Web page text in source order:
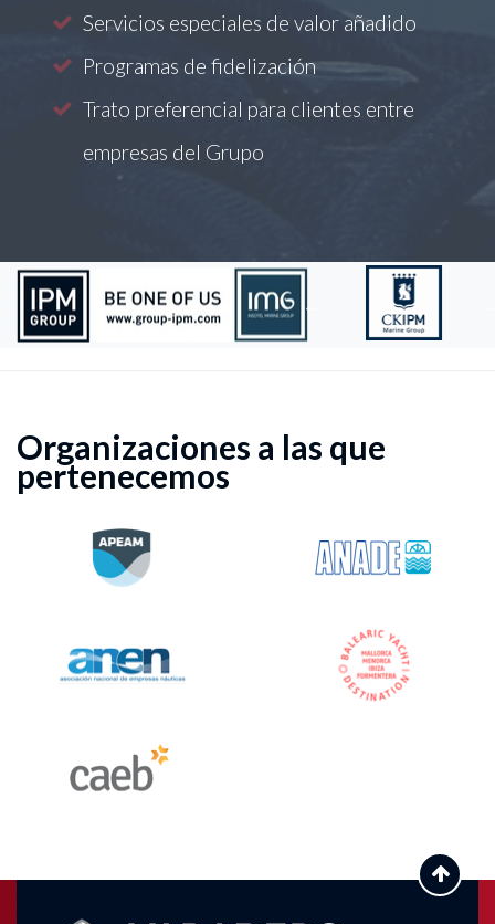
Servicios especiales de valor añadido
Programas de fidelización
Trato preferencial para clientes entre
empresas del Grupo
Organizaciones a las que
pertenecemos